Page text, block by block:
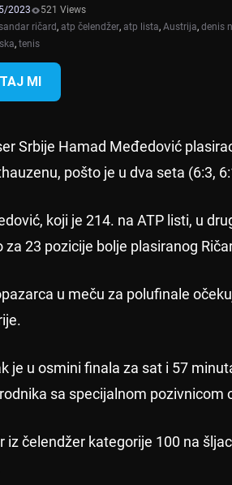
2023
521 Views
ričard, atp čelendžer, atp lista, Austrija, denis
, tenis
MI
Srbije Hamad Međedović
pošto je u dva seta (6:3,
koji je 214. na ATP listi, u
za 23 pozicije bolje plasiranog
u meču za polufinale
je u osmini finala za sat i 57
sa specijalnom pozivnicom
iz čelendžer kategorije 100 na